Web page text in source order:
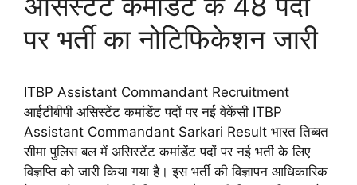
पर भर्ती का नोटिफिकेशन जारी
ITBP Assistant Commandant Recruitment
आईटीबीपी असिस्टेंट कमांडेंट पदों पर नई वेकेंसी ITBP
Assistant Commandant Sarkari Result भारत तिब्बत
सीमा पुलिस बल में असिस्टेंट कमांडेंट पदों पर नई भर्ती के लिए
विज्ञप्ति को जारी किया गया है। इस भर्ती की विज्ञापन आधिकारिक